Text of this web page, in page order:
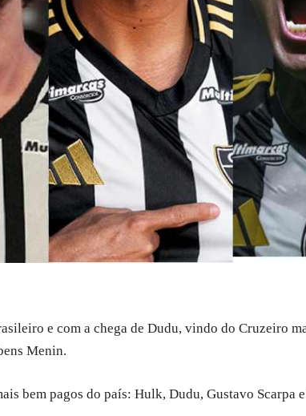
e com a chega de Dudu, vindo do Cruzeiro
Menin.
bem pagos do país: Hulk, Dudu, Gustavo Scarpa